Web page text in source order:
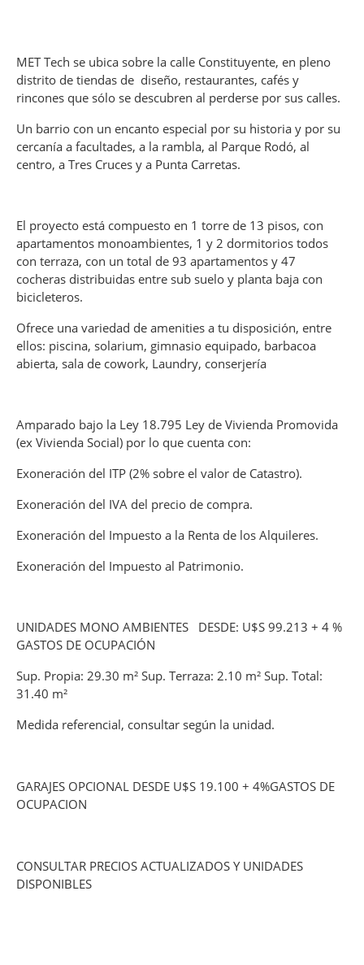
MET Tech se ubica sobre la calle Constituyente, en pleno
distrito de tiendas de diseño, restaurantes, cafés y
rincones que sólo se descubren al perderse por sus calles.
Un barrio con un encanto especial por su historia y por su
cercanía a facultades, a la rambla, al Parque Rodó, al
centro, a Tres Cruces y a Punta Carretas.
El proyecto está compuesto en 1 torre de 13 pisos, con
apartamentos monoambientes, 1 y 2 dormitorios todos
con terraza, con un total de 93 apartamentos y 47
cocheras distribuidas entre sub suelo y planta baja con
bicicleteros.
Ofrece una variedad de amenities a tu disposición, entre
ellos: piscina, solarium, gimnasio equipado, barbacoa
abierta, sala de cowork, Laundry, conserjería
Amparado bajo la Ley 18.795 Ley de Vivienda Promovida
(ex Vivienda Social) por lo que cuenta con:
Exoneración del ITP (2% sobre el valor de Catastro).
Exoneración del IVA del precio de compra.
Exoneración del Impuesto a la Renta de los Alquileres.
Exoneración del Impuesto al Patrimonio.
UNIDADES MONO AMBIENTES DESDE: U$S 99.213 + 4 %
GASTOS DE OCUPACIÓN
Sup. Propia: 29.30 m² Sup. Terraza: 2.10 m² Sup. Total:
31.40 m²
Medida referencial, consultar según la unidad.
GARAJES OPCIONAL DESDE U$S 19.100 + 4%GASTOS DE
OCUPACION
CONSULTAR PRECIOS ACTUALIZADOS Y UNIDADES
DISPONIBLES